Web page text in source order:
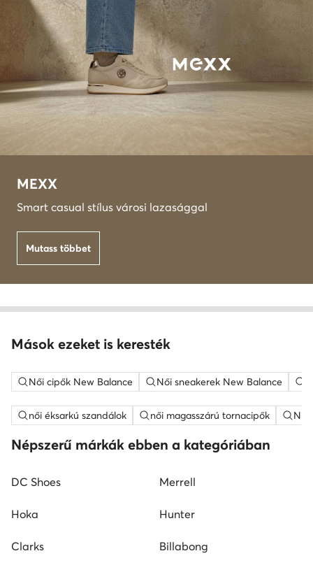
MEXX
Smart casual stílus városi lazasággal
Mutass többet
Mások ezeket is keresték
Női cipők New Balance Női sneakerek New Balance
női éksarkú szandálok női magasszárú tornacipők
Népszerű márkák ebben a kategóriában
DC Shoes Merrell
Hoka Hunter
Clarks Billabong